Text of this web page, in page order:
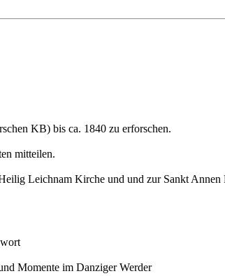
KB) bis ca. 1840 zu erforschen.
mitteilen.
Leichnam Kirche und und zur Sankt
Momente im Danziger Werder